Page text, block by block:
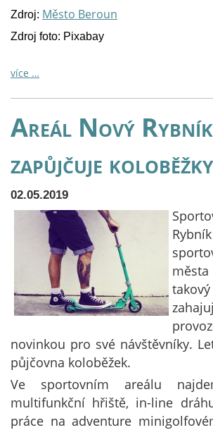
Zdroj: Město Beroun
Zdroj foto: Pixabay
více …
Areál Nový Rybník
zapůjčuje koloběžky
02.05.2019
takový
novinkou pro své návštěvníky.
půjčovna koloběžek.
Ve sportovním areálu
multifunkční hřiště, in-line
práce na adventure